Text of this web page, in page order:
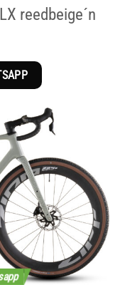
reedbeige´n